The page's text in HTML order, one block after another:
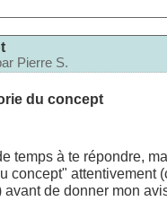
Pierre S.
du concept
temps à te répondre,
concept" attentivement
avant de donner mon